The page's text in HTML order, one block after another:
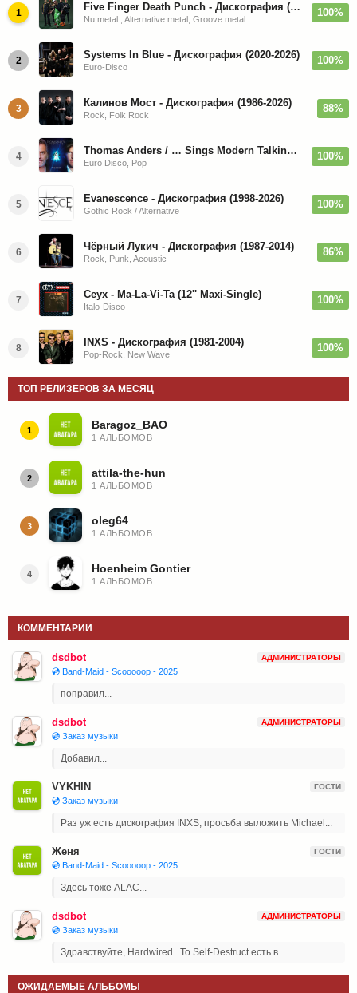
1 Five Finger Death Punch - Дискография (2008-2026)
Nu metal , Alternative metal, Groove metal
100%
2 Systems In Blue - Дискография (2020-2026)
Euro-Disco
100%
3 Калинов Мост - Дискография (1986-2026)
Rock, Folk Rock
88%
4 Thomas Anders / … Sings Modern Talking: The Best hi-res
Euro Disco, Pop
100%
5 Evanescence - Дискография (1998-2026)
Gothic Rock / Alternative
100%
6 Чёрный Лукич - Дискография (1987-2014)
Rock, Punk, Acoustic
86%
7 Ceyx - Ma-La-Vi-Ta (12'' Maxi-Single)
Italo-Disco
100%
8 INXS - Дискография (1981-2004)
Pop-Rock, New Wave
100%
ТОП РЕЛИЗЕРОВ ЗА МЕСЯЦ
1 Baragoz_BAO
1 АЛЬБОМОВ
2 attila-the-hun
1 АЛЬБОМОВ
3 oleg64
1 АЛЬБОМОВ
4 Hoenheim Gontier
1 АЛЬБОМОВ
КОММЕНТАРИИ
dsdbot АДМИНИСТРАТОРЫ
💿 Band-Maid - Scooooop - 2025
поправил...
dsdbot АДМИНИСТРАТОРЫ
💿 Заказ музыки
Добавил...
VYKHIN ГОСТИ
💿 Заказ музыки
Раз уж есть дискография INXS, просьба выложить Michael...
Женя ГОСТИ
💿 Band-Maid - Scooooop - 2025
Здесь тоже ALAC...
dsdbot АДМИНИСТРАТОРЫ
💿 Заказ музыки
Здравствуйте, Hardwired...To Self-Destruct есть в...
ОЖИДАЕМЫЕ АЛЬБОМЫ